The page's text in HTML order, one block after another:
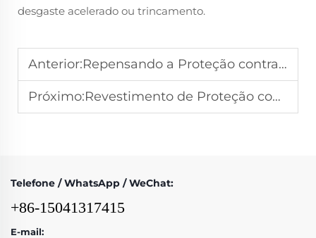
desgaste acelerado ou trincamento.
Anterior:Repensando a Proteção contra Desgaste: Equilibrando Resistência à Abrasão e Robustez Estrutural
Próximo:Revestimento de Proteção com Carbeto de Cromo em Rolôs Moedores: Vantagens de Desempenho Explicadas
Telefone / WhatsApp / WeChat:
+86-15041317415
E-mail: